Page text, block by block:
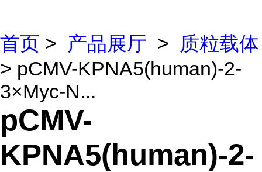
首页 > 产品展厅 >
质粒载体
> pCMV-KPNA5(human)-2-
3×Myc-N...
pCMV-
KPNA5(human)-2-